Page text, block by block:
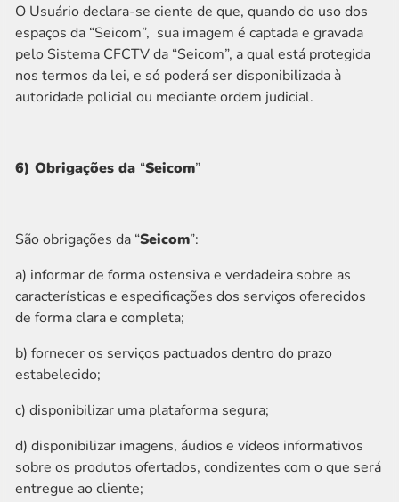
O Usuário declara-se ciente de que, quando do uso dos
espaços da “Seicom”, sua imagem é captada e gravada
pelo Sistema CFCTV da “Seicom”, a qual está protegida
nos termos da lei, e só poderá ser disponibilizada à
autoridade policial ou mediante ordem judicial.
6) Obrigações da “Seicom”
São obrigações da “Seicom”:
a) informar de forma ostensiva e verdadeira sobre as
características e especificações dos serviços oferecidos
de forma clara e completa;
b) fornecer os serviços pactuados dentro do prazo
estabelecido;
c) disponibilizar uma plataforma segura;
d) disponibilizar imagens, áudios e vídeos informativos
sobre os produtos ofertados, condizentes com o que será
entregue ao cliente;